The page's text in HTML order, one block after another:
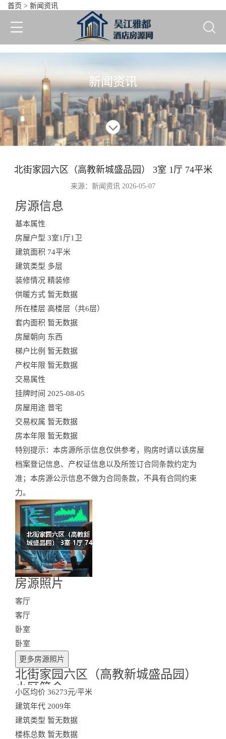
首页 > 新闻资讯
北街家园六区（高教新城盛
新闻资讯
北街家园六区（高教新城盛品园） 3室 1厅 74平米
来源：新闻资讯 2026-05-07
房源信息
Information
基本属性
房屋户型 3室1厅1卫
建筑面积 74平米
建筑类型 多层
装修情况 精装修
供暖方式 暂无数据
所在楼层 高楼层（共6层）
套内面积 暂无数据
房屋朝向 东西
梯户比例 暂无数据
产权年限 暂无数据
交易属性
挂牌时间 2025-08-05
房屋用途 普宅
交易权属 暂无数据
房本年限 暂无数据
特别提示：本房源所示信息仅供参考，购房时请以该房屋
档案登记信息、产权证信息以及所签订合同条款约定为
准；本房源公示信息不做为合同条款，不具有合同约束
力。
房源照片
Photos
客厅
客厅
卧室
卧室
更多房源照片
北街家园六区（高教新城盛品园）
小区简介
小区均价 36273元/平米
建筑年代 2009年
建筑类型 暂无数据
楼栋总数 暂无数据